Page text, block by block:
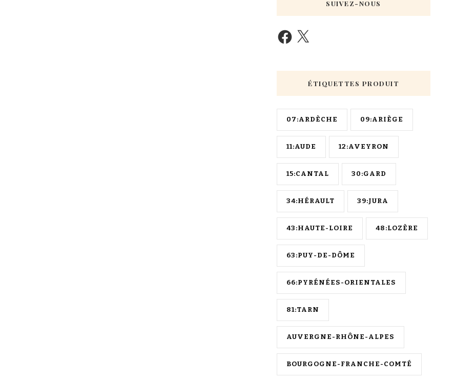
SUIVEZ-NOUS
ÉTIQUETTES PRODUIT
07:ARDÈCHE 09:ARIÈGE
11:AUDE 12:AVEYRON
15:CANTAL 30:GARD
34:HÉRAULT 39:JURA
43:HAUTE-LOIRE 48:LOZÈRE
63:PUY-DE-DÔME
66:PYRÉNÉES-ORIENTALES
81:TARN
AUVERGNE-RHÔNE-ALPES
BOURGOGNE-FRANCHE-COMTÉ